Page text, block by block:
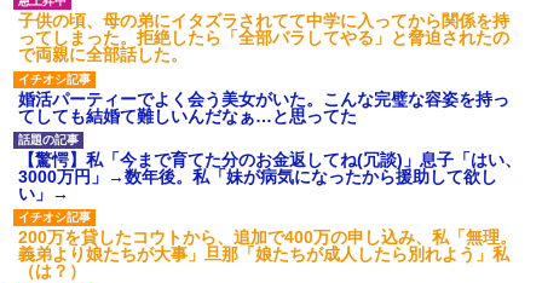
子供の頃、母の弟にイタズラされてて中学に入ってから関係を持
ってしまった。拒絶したら「全部バラしてやる」と脅迫されたの
で両親に全部話した。
婚活パーティーでよく会う美女がいた。こんな完璧な容姿を持っ
てしても結婚て難しいんだなぁ…と思ってた
【驚愕】私「今まで育てた分のお金返してね(冗談)」息子「はい、
3000万円」→数年後。私「妹が病気になったから援助して欲し
い」→
200万を貸したコウトから、追加で400万の申し込み、私「無理。
義弟より娘たちが大事」旦那「娘たちが成人したら別れよう」私
（は？）